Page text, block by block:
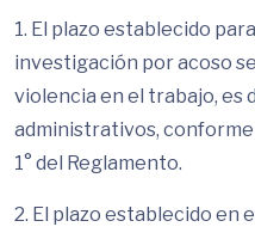
1. El plazo establecido
investigación por acoso
violencia en el trabajo, es
administrativos,
1° del Reglamento.
2. El plazo establecido en